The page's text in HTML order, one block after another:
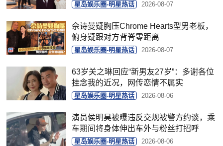
星岛娱乐圈-明星热话 2026-08-07
佘诗曼疑胸压Chrome Hearts型男老板，
俯身疑跟对方背脊零距离
星岛娱乐圈-明星热话 2026-08-07
63岁关之琳回应“新男友27岁”：多谢各位
挂念我的近况，网传恋情不属实
星岛娱乐圈-明星热话 2026-08-06
演员侯明昊被曝违反交规被警方约谈，乘
车期间将身体伸出车外与粉丝打招呼
星岛娱乐圈-明星热话 2026-08-06